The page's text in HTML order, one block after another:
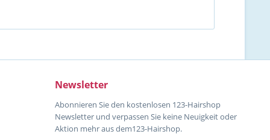
Newsletter
Abonnieren Sie den kostenlosen 123-Hairshop
Newsletter und verpassen Sie keine Neuigkeit oder
Aktion mehr aus dem123-Hairshop.